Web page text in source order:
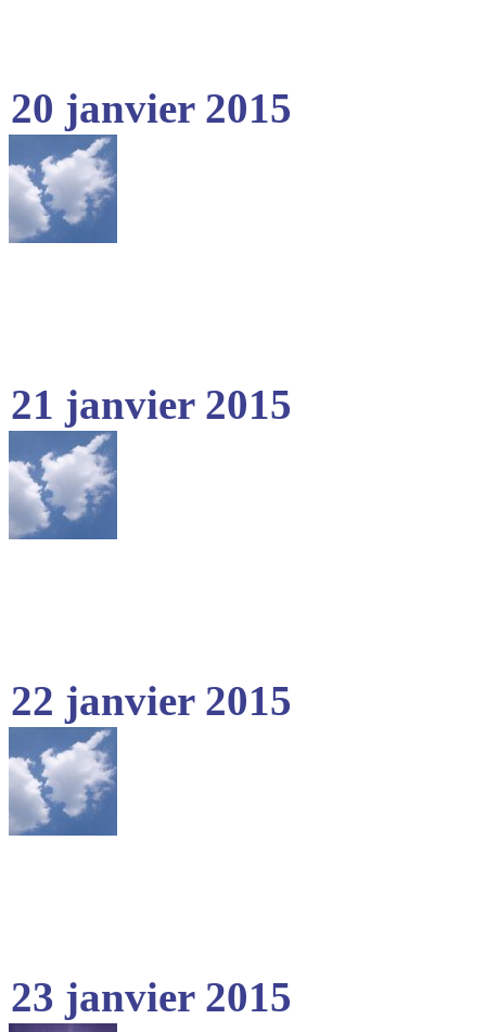
20 janvier 2015
21 janvier 2015
22 janvier 2015
23 janvier 2015